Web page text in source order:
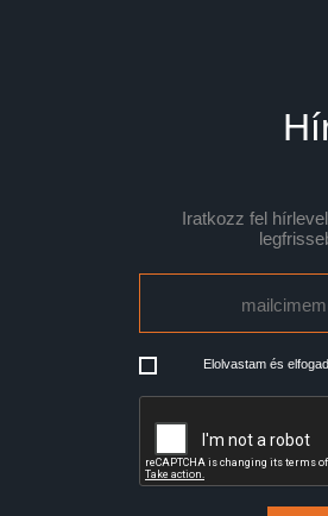
Iratkozz fel
Elolvastam és